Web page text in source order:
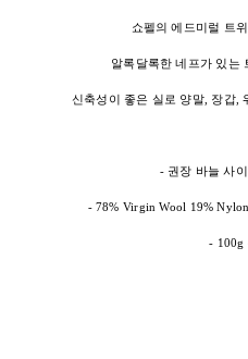
쇼펠의 에드미럴 트
알록달록한 네프가 있는
신축성이 좋은 실로 양말, 장갑,
- 권장 바늘 사
- 78% Virgin Wool 19%
- 100g